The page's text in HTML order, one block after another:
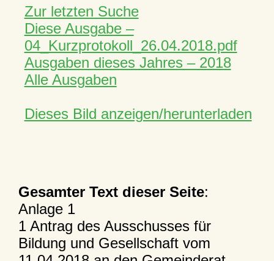
Zur letzten Suche
Diese Ausgabe –
04_Kurzprotokoll_26.04.2018.pdf
Ausgaben dieses Jahres – 2018
Alle Ausgaben
Dieses Bild anzeigen/herunterladen
Gesamter Text dieser Seite:
Anlage 1
1 Antrag des Ausschusses für
Bildung und Gesellschaft vom